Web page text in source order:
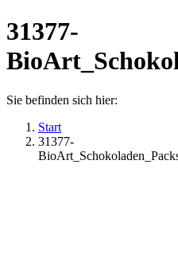
31377-
Sie befinden sich hier:
Start
31377-